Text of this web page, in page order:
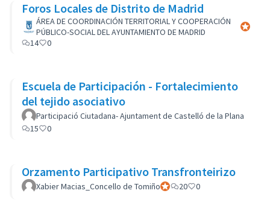
Foros Locales de Distrito de Madrid
ÁREA DE COORDINACIÓN TERRITORIAL Y COOPERACIÓN
PÚBLICO-SOCIAL DEL AYUNTAMIENTO DE MADRID
Official
14
0
Escuela de Participación - Fortalecimiento
del tejido asociativo
Participació Ciutadana- Ajuntament de Castelló de la Plana
15
0
Orzamento Participativo Transfronteirizo
Xabier Macias_Concello de TomiñoOfficial participant
20 0